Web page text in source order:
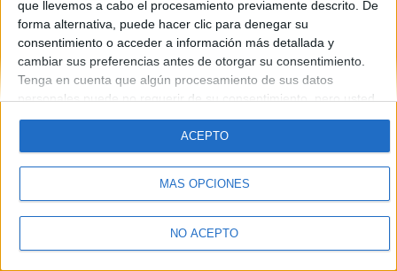
que llevemos a cabo el procesamiento previamente descrito. De
forma alternativa, puede hacer clic para denegar su
consentimiento o acceder a información más detallada y
cambiar sus preferencias antes de otorgar su consentimiento.
Tenga en cuenta que algún procesamiento de sus datos
personales puede no requerir de su consentimiento, pero usted
tiene el derecho de rechazar tal procesamiento. Sus
preferencias se aplicarán solo a este sitio web. Puede cambiar
sus preferencias o retirar su consentimiento en cualquier
momento volviendo a este sitio y haciendo clic en el botón
"Privacidad" en la parte inferior de la página web.
MÁS OPCIONES
NO ACEPTO
ACEPTO
Quiénes somos|Contactar |Anúnciate
Aviso legal|Politica de privacidad|Condiciones generales
de cookies
© 2003-2026Compás Mediterráneo S.L.- Diego de León 47 - 28006
Madrid [ESPAÑA] - Tel. +34 91 593 2767